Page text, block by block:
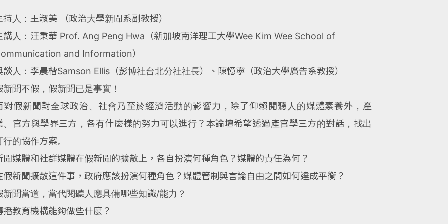
持人：王淑美 （政治大學新聞系副教授）
講人：汪秉華 Prof. Ang Peng Hwa（新加坡南洋理工大學Wee Kim Wee School of
and Information）
談人：李晨楷Samson Ellis（彭博社台北分社社長）、陳憶寧（政治大學廣告系教授）
新聞不假，假新聞已是事實！
對假新聞對全球政治、社會乃至於經濟活動的影響力，除了仰賴閱聽人的媒體素養外，產
、官方與學界三方，各有什麼樣的努力可以進行？本論壇希望透過產官學三方的對話，找出
行的協作方案。
聞媒體和社群媒體在假新聞的擴散上，各自扮演何種角色？媒體的責任為何？
假新聞擴散這件事，政府應該扮演何種角色？媒體管制與言論自由之間如何達成平衡？
新聞當道，當代閱聽人應具備哪些知識/能力？
播教育機構能夠做些什麼？